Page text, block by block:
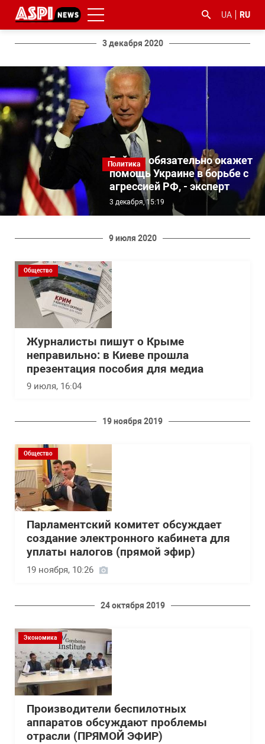
UA RU
3 декабря 2020
Политика
Байден обязательно окажет
помощь Украине в борьбе с
агрессией РФ, - эксперт
3 декабря, 15:19
9 июля 2020
Общество
Журналисты пишут о Крыме
неправильно: в Киеве прошла
презентация пособия для медиа
9 июля, 16:04
19 ноября 2019
Общество
Парламентский комитет обсуждает
создание электронного кабинета для
уплаты налогов (прямой эфир)
19 ноября, 10:26
24 октября 2019
Экономика
Производители беспилотных
аппаратов обсуждают проблемы
отрасли (ПРЯМОЙ ЭФИР)
#ООС
#боротьба
з
корупцією
#Киев #коронавірус